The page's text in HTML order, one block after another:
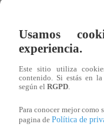
Usamos
experiencia.
Este sitio utiliza
contenido. Si estás en la
según el RGPD.
Para conocer mejor como
pagina de Política de